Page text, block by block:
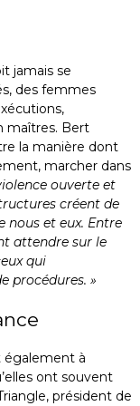
jamais se
des femmes
maîtres. Bert
la manière dont
marcher dans
ouverte et
créent de
nous et eux. Entre
attendre sur le
qui
procédures. »
à
ont souvent
président de